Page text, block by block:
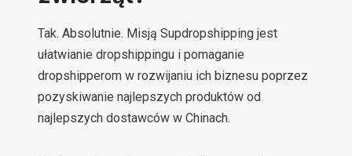
Tak. Absolutnie. Misją Supdropshipping jest
ułatwianie dropshippingu i pomaganie
dropshipperom w rozwijaniu ich biznesu poprzez
pozyskiwanie najlepszych produktów od
najlepszych dostawców w Chinach.